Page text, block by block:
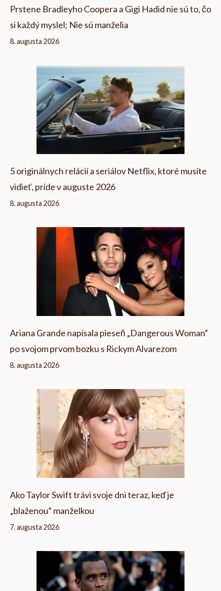
Prstene Bradleyho Coopera a Gigi Hadid nie sú to, čo
si každý myslel; Nie sú manželia
8. augusta 2026
5 originálnych relácií a seriálov Netflix, ktoré musíte
vidieť, príde v auguste 2026
8. augusta 2026
Ariana Grande napísala pieseň „Dangerous Woman“
po svojom prvom bozku s Rickym Alvarezom
8. augusta 2026
Ako Taylor Swift trávi svoje dni teraz, keď je
„blaženou“ manželkou
7. augusta 2026